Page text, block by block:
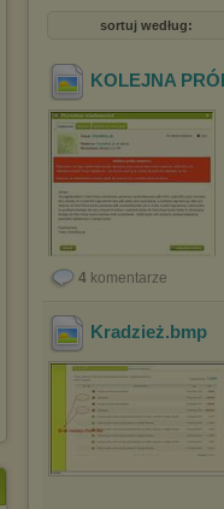
sortuj według:
KOLEJNA
4 komentarze
Kradzież.bmp